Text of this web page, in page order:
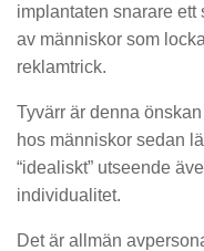
implantaten snarare ett
av människor som
reklamtrick.
Tyvärr är denna
hos människor sedan
“idealiskt” utseende
individualitet.
Det är allmän